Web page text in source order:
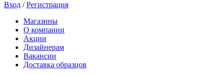
Вход /Регистрация
Магазины
О компании
Акции
Дизайнерам
Вакансии
Доставка образцов